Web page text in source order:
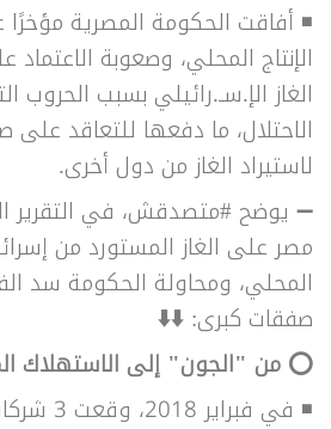
◾ أفاقت الحكومة المصرية
الإنتاج المحلي، وصعوبة الاعتماد
الغاز الإ.سـ.رائيلي بسبب الحروب
الاحتلال، ما دفعها للتعاقد
لاستيراد الغاز من دول أخرى.
➖ يوضح #متصدقش، في التقرير
مصر على الغاز المستورد من
المحلي، ومحاولة الحكومة سد
صفقات كبرى: ⬇️⬇️
⭕ من "الجون" إلى الاستهلاك
◾ في